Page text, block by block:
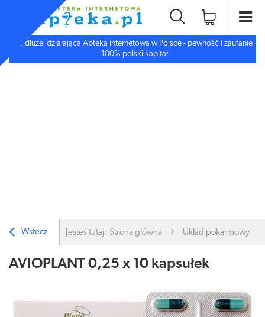
Najdłużej działająca Apteka internetowa w Polsce - pewność i zaufanie
- 100% polski kapitał
Wstecz Jesteś tutaj: Strona główna Układ pokarmowy
AVIOPLANT 0,25 x 10 kapsułek